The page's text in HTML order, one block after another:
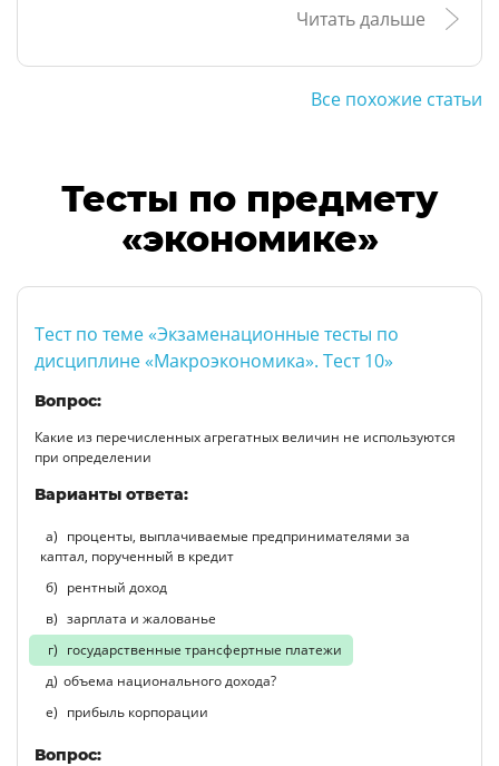
Читать дальше
Все похожие статьи
Тесты по предмету
«экономике»
Тест по теме «Экзаменационные тесты по
дисциплине «Макроэкономика». Тест 10»
Вопрос:
Какие из перечисленных агрегатных величин не используются
при определении
Варианты ответа:
проценты, выплачиваемые предпринимателями за
каптал, порученный в кредит
рентный доход
зарплата и жалованье
государственные трансфертные платежи
объема национального дохода?
прибыль корпорации
Вопрос: